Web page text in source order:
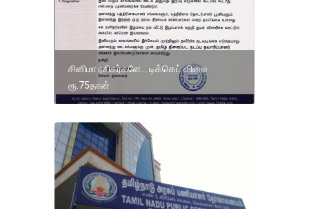
சினிமா ரசிகர்களே... டிக்கெட் விலை
ரூ.75தான்